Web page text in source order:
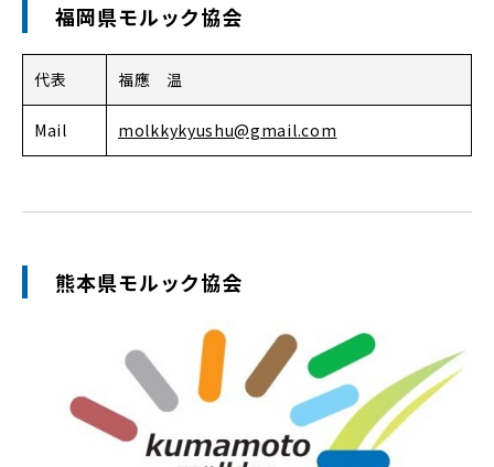
福岡県モルック協会
代表 福應 温
Mail molkkykyushu@gmail.com
熊本県モルック協会